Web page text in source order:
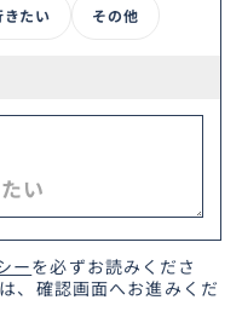
たい その他
ーを必ずお読みくださ
、確認画面へお進みくだ